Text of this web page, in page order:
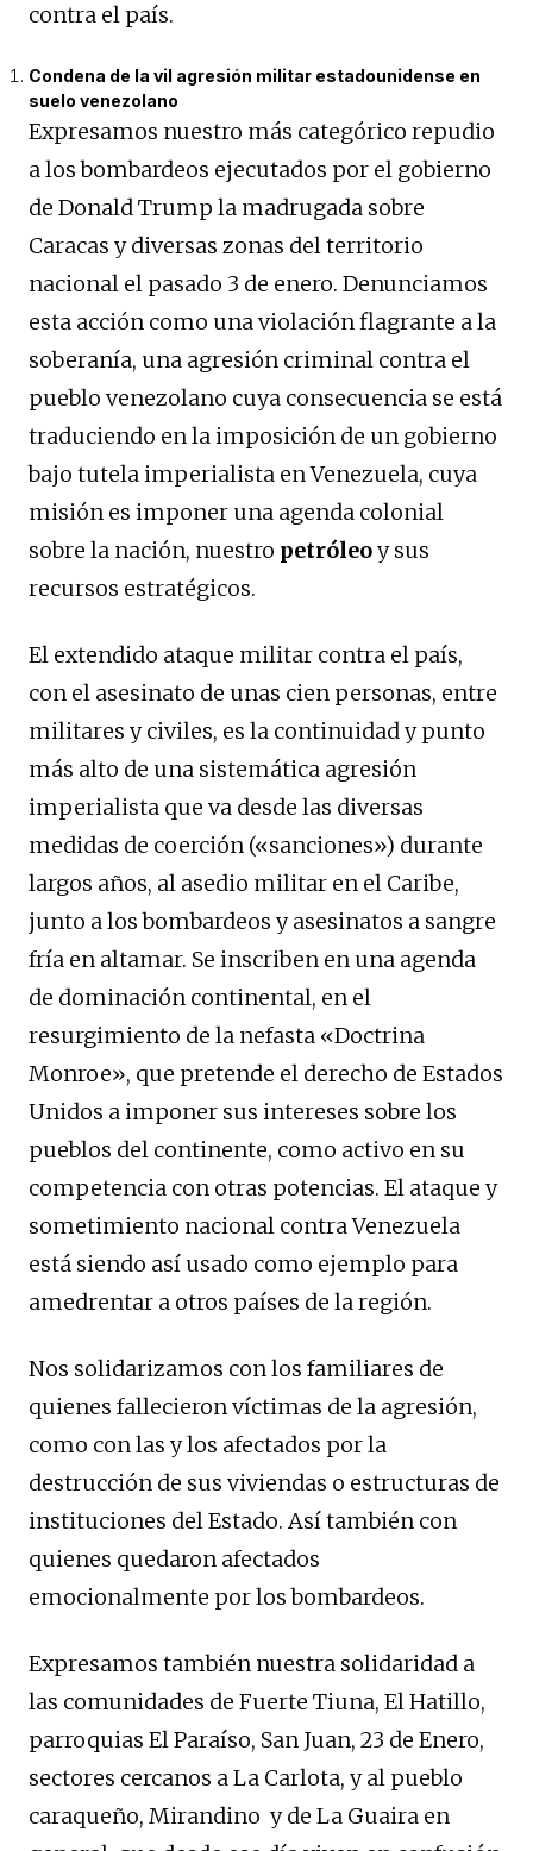
contra el país.
Condena de la vil agresión militar estadounidense en
suelo venezolano
Expresamos nuestro más categórico repudio
a los bombardeos ejecutados por el gobierno
de Donald Trump la madrugada sobre
Caracas y diversas zonas del territorio
nacional el pasado 3 de enero. Denunciamos
esta acción como una violación flagrante a la
soberanía, una agresión criminal contra el
pueblo venezolano cuya consecuencia se está
traduciendo en la imposición de un gobierno
bajo tutela imperialista en Venezuela, cuya
misión es imponer una agenda colonial
sobre la nación, nuestro petróleoy sus
recursos estratégicos.
El extendido ataque militar contra el país,
con el asesinato de unas cien personas, entre
militares y civiles, es la continuidad y punto
más alto de una sistemática agresión
imperialista que va desde las diversas
medidas de coerción («sanciones») durante
largos años, al asedio militar en el Caribe,
junto a los bombardeos y asesinatos a sangre
fría en altamar. Se inscriben en una agenda
de dominación continental, en el
resurgimiento de la nefasta «Doctrina
Monroe», que pretende el derecho de Estados
Unidos a imponer sus intereses sobre los
pueblos del continente, como activo en su
competencia con otras potencias. El ataque y
sometimiento nacional contra Venezuela
está siendo así usado como ejemplo para
amedrentar a otros países de la región.
Nos solidarizamos con los familiares de
quienes fallecieron víctimas de la agresión,
como con las y los afectados por la
destrucción de sus viviendas o estructuras de
instituciones del Estado. Así también con
quienes quedaron afectados
emocionalmente por los bombardeos.
Expresamos también nuestra solidaridad a
las comunidades de Fuerte Tiuna, El Hatillo,
parroquias El Paraíso, San Juan, 23 de Enero,
sectores cercanos a La Carlota, y al pueblo
caraqueño, Mirandino y de La Guaira en